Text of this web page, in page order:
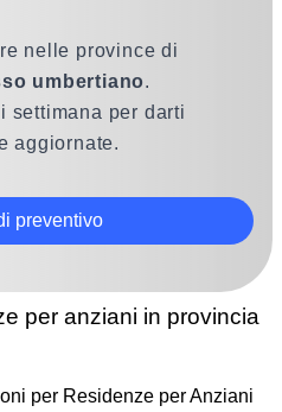
nelle province di
umbertiano.
settimana per darti
aggiornate.
preventivo
per anziani in provincia
per Residenze per Anziani